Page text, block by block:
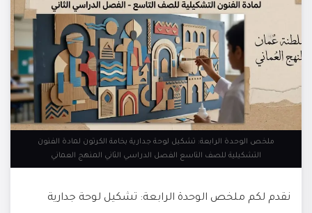
ملخص الوحدة الرابعة: تشكيل لوحة جدارية بخامة الكرتون لمادة الفنون
التشكيلية للصف التاسع الفصل الدراسي الثاني المنهج العماني
نقدم لكم ملخص الوحدة الرابعة: تشكيل لوحة جدارية